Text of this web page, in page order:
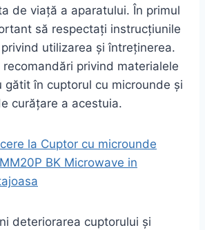
de viață a aparatului. În primul
să respectați instrucțiunile
utilizarea și întreținerea.
privind materialele
gătit în cuptorul cu microunde și
curățare a acestuia.
la Cuptor cu microunde
BK Microwave in
deteriorarea cuptorului și